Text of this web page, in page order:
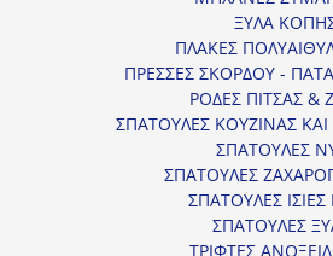
ΞΥΛΑ
ΠΛΑΚΕΣ
ΠΡΕΣΣΕΣ ΣΚΟΡΔΟΥ -
ΡΟΔΕΣ ΠΙΤΣΑΣ &
ΣΠΑΤΟΥΛΕΣ ΚΟΥΖΙΝΑΣ
ΣΠΑΤΟΥΛΕΣ
ΣΠΑΤΟΥΛΕΣ
ΣΠΑΤΟΥΛΕΣ
ΣΠΑΤΟΥΛΕΣ
ΤΡΙΦΤΕΣ